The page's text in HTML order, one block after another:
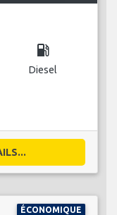
local_gas_station
Diesel
ÉCONOMIQUE